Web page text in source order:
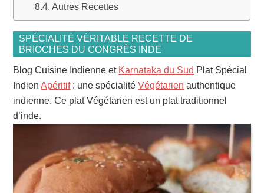
Autres Recettes
SPÉCIALITÉ VÉRITABLE RECETTE DE
BRIOCHES DU CONGRÈS INDE
Blog Cuisine Indienne et Karnataka du Sud Plat Spécial
IndienApéritif: une spécialitéVégétarien authentique
indienne. Ce plat Végétarien est un plat traditionnel
d’inde.